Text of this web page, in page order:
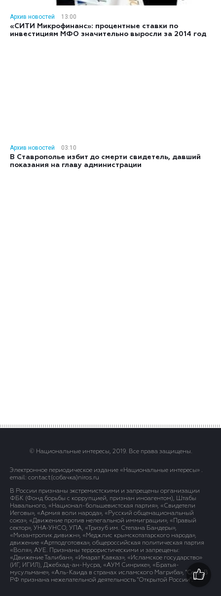
Архив новостей
13:00
«СИТИ Микрофинанс»: процентные ставки по
инвестициям МФО значительно выросли за 2014 год
Архив новостей
03:10
В Ставрополье избит до смерти свидетель, давший
показания на главу администрации
© Национальные интересы, 2019. Все права защищены.
Электронное периодическое издание «Национальные интересы» .
email: contact(сoбaчка)niros.ru
В России признаны экстремистскими и запрещены организации
ФБК (Фонд борьбы с коррупцией, признан иноагентом), Штабы
Навального, «Национал-большевистская партия», «Свидетели
Иеговы», «Армия воли народа», «Русский общенациональный
союз», «Движение против нелегальной иммиграции», «Правый
сектор», УНА-УНСО, УПА, «Тризуб им. Степана Бандеры»,
«Мизантропик дивижн», «Меджлис крымскотатарского народа»,
движение «Артподготовка», общероссийская политическая партия
«Воля», АУЕ. Признаны террористическими и запрещены:
«Движение Талибан», «Имарат Кавказ», «Исламское государство»
(ИГ, ИГИЛ), Джебхад-ан-Нусра, «АУМ Синрике», «Братья-
мусульмане», «Аль-Каида в странах исламского Магриба», "Сеть". В
РФ признана нежелательной деятельность "Открытой России".